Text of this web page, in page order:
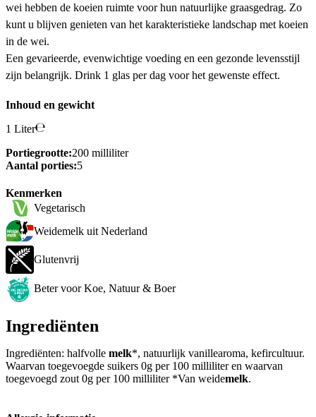
wei hebben de koeien ruimte voor hun natuurlijke graasgedrag. Zo
kunt u blijven genieten van het karakteristieke landschap met koeien
in de wei.
Een gevarieerde, evenwichtige voeding en een gezonde levensstijl
zijn belangrijk. Drink 1 glas per dag voor het gewenste effect.
Inhoud en gewicht
1 Liter
Portiegrootte:200 milliliter
Aantal porties:5
Kenmerken
Vegetarisch
Weidemelk uit Nederland
Glutenvrij
Beter voor Koe, Natuur & Boer
Ingrediënten
Ingrediënten: halfvolle melk*, natuurlijk vanillearoma, kefircultuur.
Waarvan toegevoegde suikers 0g per 100 milliliter en waarvan
toegevoegd zout 0g per 100 milliliter *Van weidemelk.